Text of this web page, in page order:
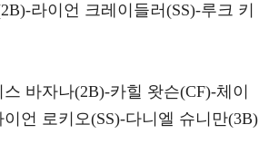
라이언 크레이들러(SS)-루크 키
바자나(2B)-카힐 왓슨(CF)-체이
언 로키오(SS)-다니엘 슈니만(3B)